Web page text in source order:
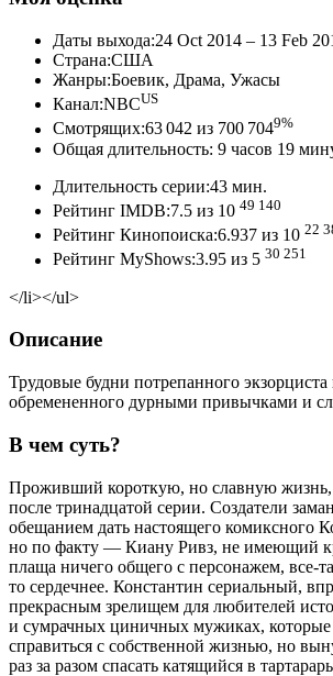
Даты выхода:24 Oct 2014 – 13 Feb
Страна:США
Жанры:Боевик, Драма, Ужасы
Канал:NBCUS
Смотрящих:63 042 из 700 7049%
Общая длительность: 9 часов 19
Длительность серии:43 мин.
Рейтинг IMDB:7.5 из 10 49 140
Рейтинг Кинопоиска:6.937 из 10 22
Рейтинг MyShows:3.95 из 5 30 251
</li></ul>
Описание
Трудовые будни потрепанного
обремененного дурными привычками и
В чем суть?
Проживший короткую, но славную жизнь,
после тринадцатой серии. Создатели
обещанием дать настоящего комиксного
но по факту — Киану Ривз, не имеющий
плаща ничего общего с персонажем, все-
то сердечнее. Константин сериальный,
прекрасным зрелищем для любителей
и сумрачных циничных мужиках, которые
справиться с собственной жизнью, но
раз за разом спасать катящийся в